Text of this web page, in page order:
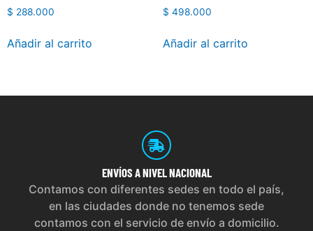
$ 288.000
Añadir al carrito
$ 498.000
Añadir al carrito
ENVÍOS A NIVEL NACIONAL
Contamos con diferentes sedes en todo el país,
en las ciudades donde no tenemos sede
contamos con el servicio de envío a domicilio.